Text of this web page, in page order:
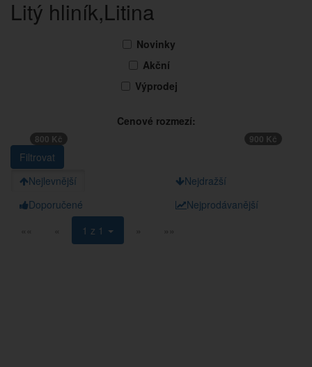
Litý hliník,Litina
Novinky
Akční
Výprodej
Cenové rozmezí:
800 Kč 900 Kč
Nejlevnější
Nejdražší
Doporučené
Nejprodávanější
««
« 1 z 1 » »»